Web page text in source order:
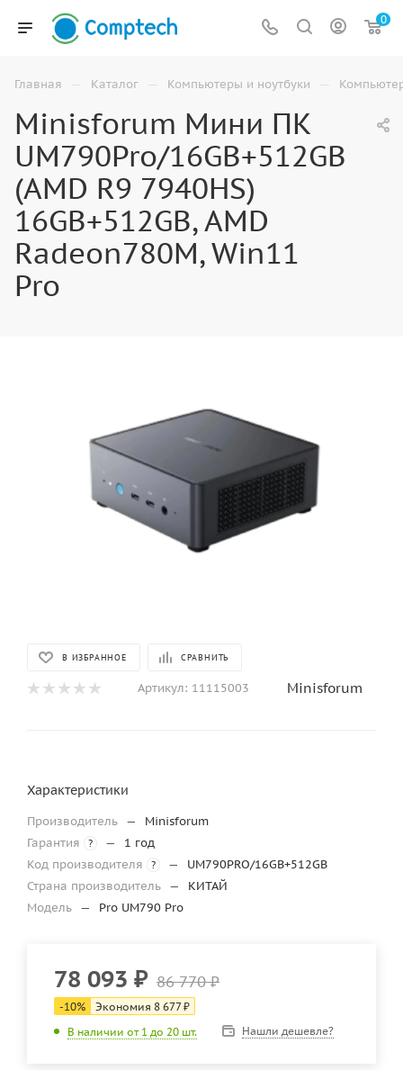
0
Главная — Каталог — Компьютеры и ноутбуки —
Minisforum Мини ПК
UM790Pro/16GB+512GB
(AMD R9 7940HS)
16GB+512GB, AMD
Radeon780M, Win11
Pro
В ИЗБРАННОЕ СРАВНИТЬ
Артикул: 11115003 Minisforum
Характеристики
Производитель —
Minisforum
Гарантия
? —
1 год
Код производителя
? —
UM790PRO/16GB+512GB
Страна производитель —
КИТАЙ
Модель — Pro UM790 Pro
78 093 ₽ 86 770₽
-10% Экономия 8 677₽
В наличии от 1 до 20 шт.
Нашли дешевле?